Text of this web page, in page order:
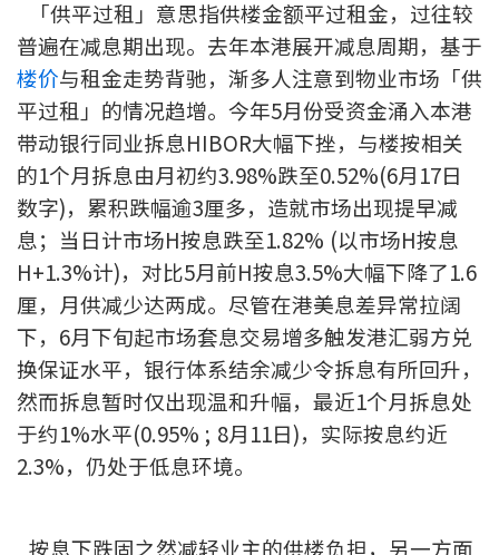
按揭工具
按揭计算
转按计算
置业预算
供款年期计算
工商铺按揭计算
印花税计算
免费物业估价
「供平过租」意思指供楼金额平过租金，过往较
普遍在减息期出现。去年本港展开减息周期，基于
楼价与租金走势背驰，渐多人注意到物业市场「供
平过租」的情况趋增。今年5月份受资金涌入本港
带动银行同业拆息HIBOR大幅下挫，与楼按相关
的1个月拆息由月初约3.98%跌至0.52%(6月17日
数字)，累积跌幅逾3厘多，造就市场出现提早减
息；当日计市场H按息跌至1.82% (以市场H按息
H+1.3%计)，对比5月前H按息3.5%大幅下降了1.6
厘，月供减少达两成。尽管在港美息差异常拉阔
下，6月下旬起市场套息交易增多触发港汇弱方兑
换保证水平，银行体系结余减少令拆息有所回升，
然而拆息暂时仅出现温和升幅，最近1个月拆息处
于约1%水平(0.95% ; 8月11日)，实际按息约近
2.3%，仍处于低息环境。
按息下跌固之然减轻业主的供楼负担，另一方面